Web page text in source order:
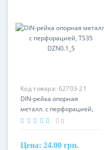
Код товара: 62703-21
DIN-рейка опорная
металл. с перфорацией,
TS35 DZN0.1_S
0
Цена: 24.00 грн.